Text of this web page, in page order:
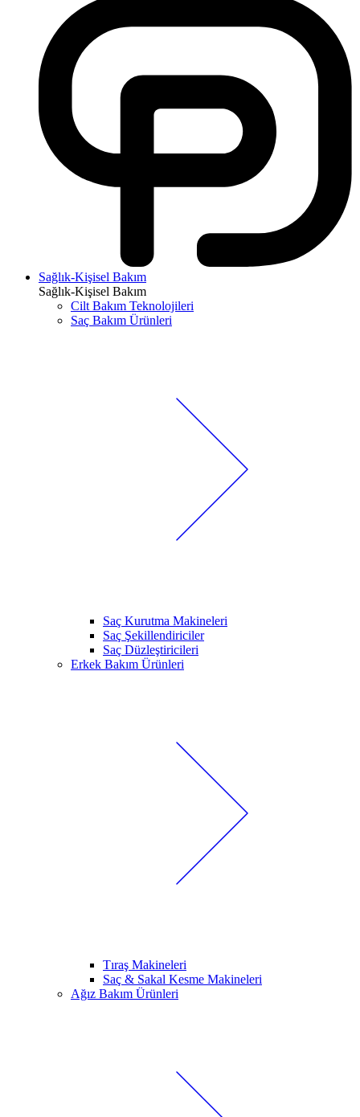
Sağlık-Kişisel Bakım
Sağlık-Kişisel Bakım
Cilt Bakım Teknolojileri
Saç Bakım Ürünleri
Saç Kurutma Makineleri
Saç Şekillendiriciler
Saç Düzleştiricileri
Erkek Bakım Ürünleri
Tıraş Makineleri
Saç & Sakal Kesme Makineleri
Ağız Bakım Ürünleri